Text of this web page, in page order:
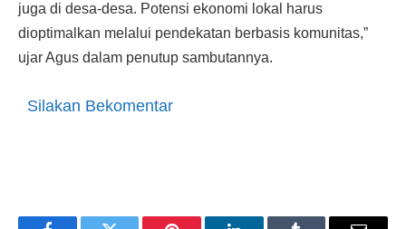
juga di desa-desa. Potensi ekonomi lokal harus
dioptimalkan melalui pendekatan berbasis komunitas,”
ujar Agus dalam penutup sambutannya.
Silakan Bekomentar